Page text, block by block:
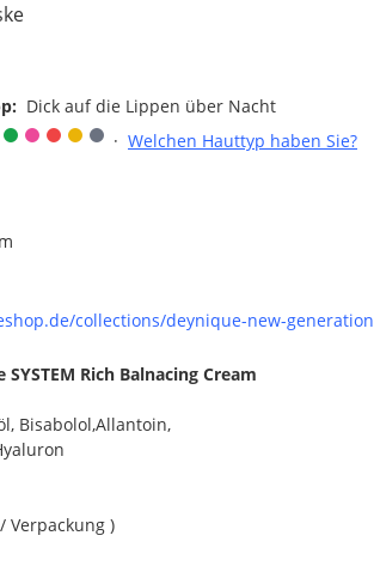
Dick auf die Lippen über Nacht
· Welchen Hauttyp haben Sie?
collections/deynique-new-generation
Rich Balnacing Cream
Bisabolol,Allantoin,
Verpackung )